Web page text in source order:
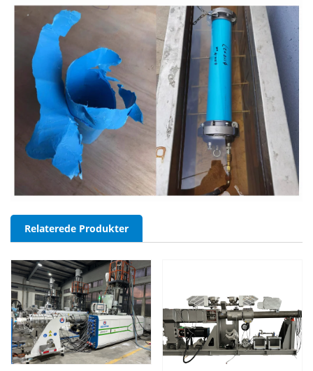
Relaterede Produkter